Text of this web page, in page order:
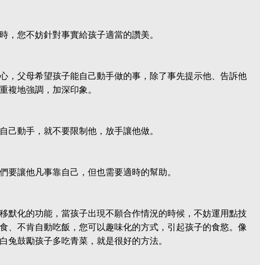
，您不妨針對事實給孩子適當的讚美。
，父母希望孩子能自己動手做的事，除了事先提示他、告訴他
複地強調，加深印象。
己動手，就不要限制他，放手讓他做。
要讓他凡事靠自己，但也需要適時的幫助。
默化的功能，當孩子出現不願合作情況的時候，不妨運用點技
、不肯自動吃飯，您可以趣味化的方式，引起孩子的食慾。像
兔鼓勵孩子多吃青菜，就是很好的方法。